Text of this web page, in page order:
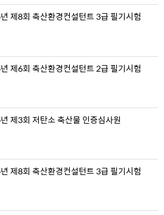
제8회 축산환경컨설턴트 3급 필기시험
제6회 축산환경컨설턴트 2급 필기시험
제3회 저탄소 축산물 인증심사원
제8회 축산환경컨설턴트 3급 필기시험